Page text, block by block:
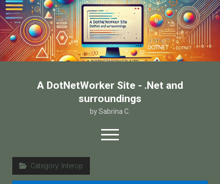
A DotNetWorker Site - .Net and
surroundings
by Sabrina C.
open
menu
Category: Interop